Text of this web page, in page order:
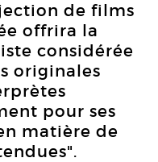
de films
offrira la
considérée
originales
pour ses
matière de